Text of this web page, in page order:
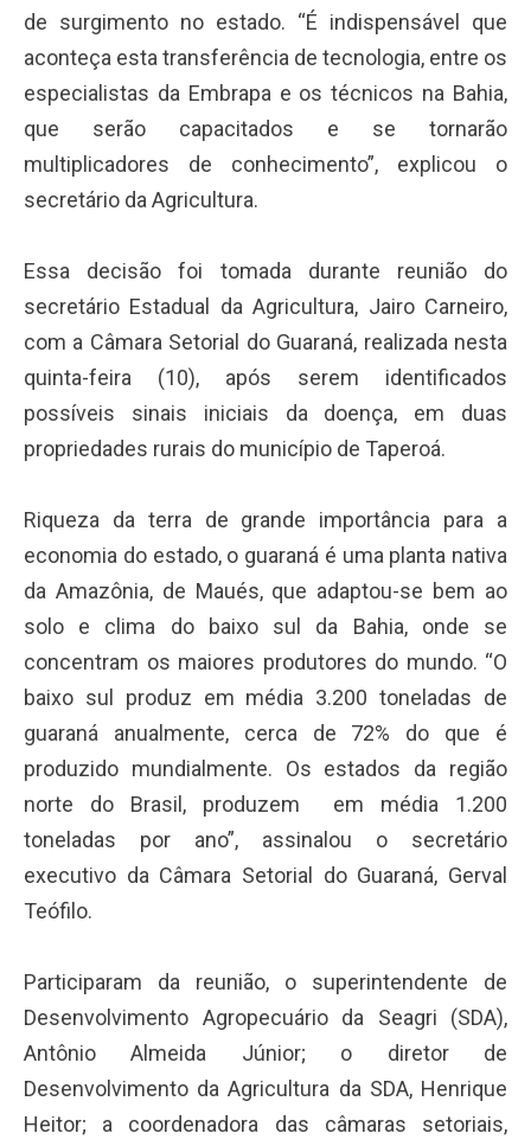
de surgimento no estado. “É indispensável que
aconteça esta transferência de tecnologia, entre os
especialistas da Embrapa e os técnicos na Bahia,
que serão capacitados e se tornarão
multiplicadores de conhecimento”, explicou o
secretário da Agricultura.
Essa decisão foi tomada durante reunião do
secretário Estadual da Agricultura, Jairo Carneiro,
com a Câmara Setorial do Guaraná, realizada nesta
quinta-feira (10), após serem identificados
possíveis sinais iniciais da doença, em duas
propriedades rurais do município de Taperoá.
Riqueza da terra de grande importância para a
economia do estado, o guaraná é uma planta nativa
da Amazônia, de Maués, que adaptou-se bem ao
solo e clima do baixo sul da Bahia, onde se
concentram os maiores produtores do mundo. “O
baixo sul produz em média 3.200 toneladas de
guaraná anualmente, cerca de 72% do que é
produzido mundialmente. Os estados da região
norte do Brasil, produzem em média 1.200
toneladas por ano”, assinalou o secretário
executivo da Câmara Setorial do Guaraná, Gerval
Teófilo.
Participaram da reunião, o superintendente de
Desenvolvimento Agropecuário da Seagri (SDA),
Antônio Almeida Júnior; o diretor de
Desenvolvimento da Agricultura da SDA, Henrique
Heitor; a coordenadora das câmaras setoriais,